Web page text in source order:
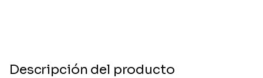
Descripción del producto